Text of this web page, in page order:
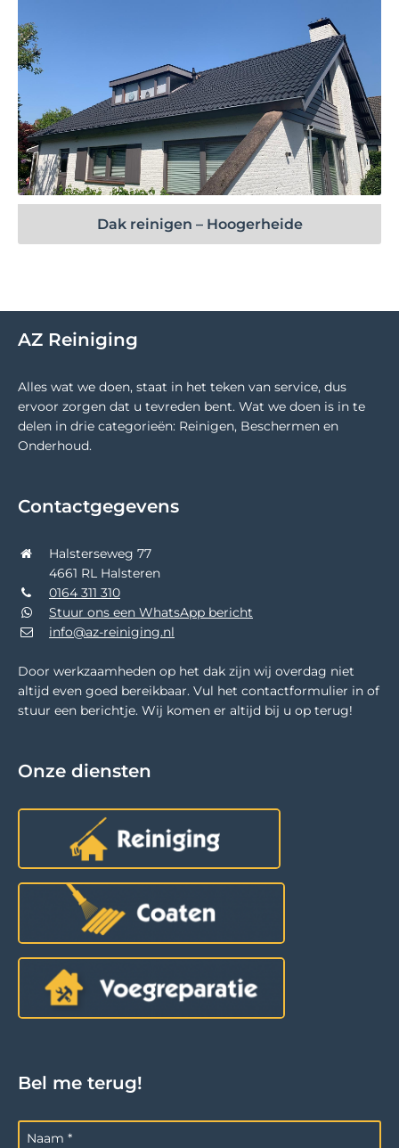
Bekijk project
Dak reinigen – Hoogerheide
AZ Reiniging
Alles wat we doen, staat in het teken van service, dus
ervoor zorgen dat u tevreden bent. Wat we doen is in te
delen in drie categorieën: Reinigen, Beschermen en
Onderhoud.
Contactgegevens
Halsterseweg 77
4661 RL Halsteren
0164 311 310
Stuur ons een WhatsApp bericht
info@az-reiniging.nl
Door werkzaamheden op het dak zijn wij overdag niet
altijd even goed bereikbaar. Vul het contactformulier in of
stuur een berichtje. Wij komen er altijd bij u op terug!
Onze diensten
Bel me terug!